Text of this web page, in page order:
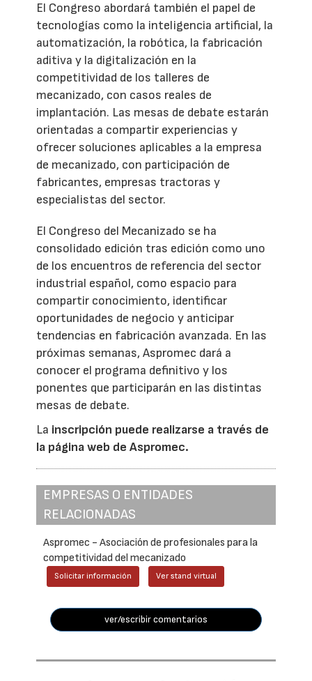
El Congreso abordará también el papel de
tecnologías como la inteligencia artificial, la
automatización, la robótica, la fabricación
aditiva y la digitalización en la
competitividad de los talleres de
mecanizado, con casos reales de
implantación. Las mesas de debate estarán
orientadas a compartir experiencias y
ofrecer soluciones aplicables a la empresa
de mecanizado, con participación de
fabricantes, empresas tractoras y
especialistas del sector.
El Congreso del Mecanizado se ha
consolidado edición tras edición como uno
de los encuentros de referencia del sector
industrial español, como espacio para
compartir conocimiento, identificar
oportunidades de negocio y anticipar
tendencias en fabricación avanzada. En las
próximas semanas, Aspromec dará a
conocer el programa definitivo y los
ponentes que participarán en las distintas
mesas de debate.
La inscripción puede realizarse a través de
la página web de Aspromec.
EMPRESAS O ENTIDADES
RELACIONADAS
Aspromec - Asociación de profesionales para la
competitividad del mecanizado
Solicitar información Ver stand virtual
ver/escribir comentarios